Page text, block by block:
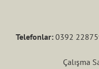
Telefonlar: 0392
Çalışma